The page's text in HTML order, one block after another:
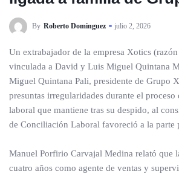
By Roberto Dominguez julio 2, 2026
Un extrabajador de la empresa Xotics
vinculada a David y Luis Miguel Quintana
Miguel Quintana Pali, presidente de Grupo
presuntas irregularidades durante el
laboral que mantiene tras su despido, al
de Conciliación Laboral favoreció a la parte
Manuel Porfirio Carvajal Medina relató que
cuatro años como agente de ventas y